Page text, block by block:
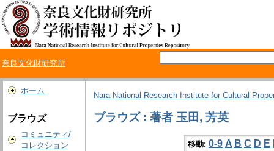
奈良文化財研究所
ホーム
ブラウズ
コミュニティ/
コレクション
Nara National Research Institute for Cultural
ブラウズ : 著者 玉田, 芳英
移動: 0-9 A B C D E